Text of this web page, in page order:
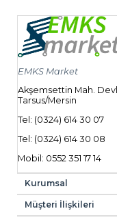
EMKS Market
Akşemsettin Mah.
Tarsus/Mersin
Tel: (0324) 614 30 07
Tel: (0324) 614 30 08
Mobil: 0552 351 17 14
Kurumsal
Müşteri İlişkileri